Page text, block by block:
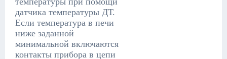
датчика температуры ДТ.
Если температура в печи
ниже заданной
минимальной включаются
контакты прибора в цепи